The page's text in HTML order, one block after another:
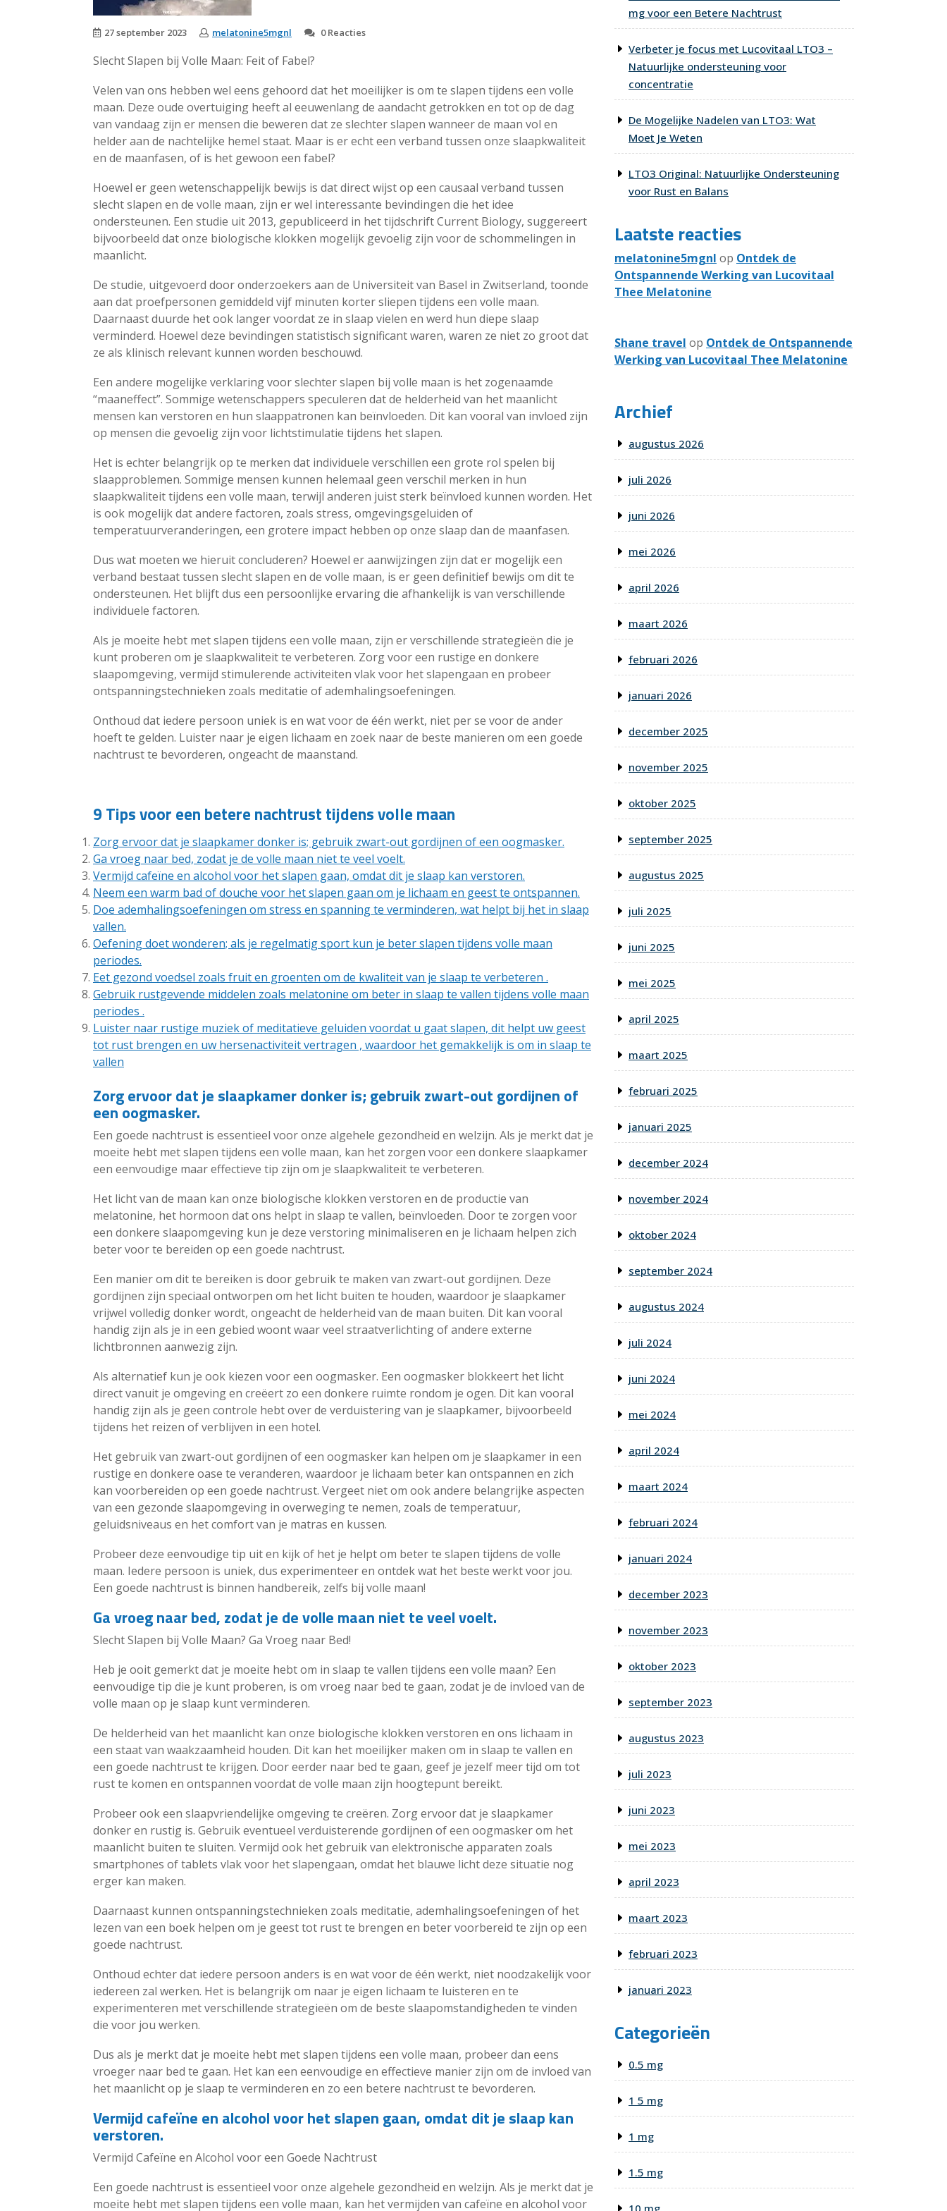
27 september 2023 melatonine5mgnl 0 Reacties
Slecht Slapen bij Volle Maan: Feit of Fabel?
Velen van ons hebben wel eens gehoord dat het moeilijker is om te slapen tijdens een volle
maan. Deze oude overtuiging heeft al eeuwenlang de aandacht getrokken en tot op de dag
van vandaag zijn er mensen die beweren dat ze slechter slapen wanneer de maan vol en
helder aan de nachtelijke hemel staat. Maar is er echt een verband tussen onze slaapkwaliteit
en de maanfasen, of is het gewoon een fabel?
Hoewel er geen wetenschappelijk bewijs is dat direct wijst op een causaal verband tussen
slecht slapen en de volle maan, zijn er wel interessante bevindingen die het idee
ondersteunen. Een studie uit 2013, gepubliceerd in het tijdschrift Current Biology, suggereert
bijvoorbeeld dat onze biologische klokken mogelijk gevoelig zijn voor de schommelingen in
maanlicht.
De studie, uitgevoerd door onderzoekers aan de Universiteit van Basel in Zwitserland, toonde
aan dat proefpersonen gemiddeld vijf minuten korter sliepen tijdens een volle maan.
Daarnaast duurde het ook langer voordat ze in slaap vielen en werd hun diepe slaap
verminderd. Hoewel deze bevindingen statistisch significant waren, waren ze niet zo groot dat
ze als klinisch relevant kunnen worden beschouwd.
Een andere mogelijke verklaring voor slechter slapen bij volle maan is het zogenaamde
“maaneffect”. Sommige wetenschappers speculeren dat de helderheid van het maanlicht
mensen kan verstoren en hun slaappatronen kan beïnvloeden. Dit kan vooral van invloed zijn
op mensen die gevoelig zijn voor lichtstimulatie tijdens het slapen.
Het is echter belangrijk op te merken dat individuele verschillen een grote rol spelen bij
slaapproblemen. Sommige mensen kunnen helemaal geen verschil merken in hun
slaapkwaliteit tijdens een volle maan, terwijl anderen juist sterk beïnvloed kunnen worden. Het
is ook mogelijk dat andere factoren, zoals stress, omgevingsgeluiden of
temperatuurveranderingen, een grotere impact hebben op onze slaap dan de maanfasen.
Dus wat moeten we hieruit concluderen? Hoewel er aanwijzingen zijn dat er mogelijk een
verband bestaat tussen slecht slapen en de volle maan, is er geen definitief bewijs om dit te
ondersteunen. Het blijft dus een persoonlijke ervaring die afhankelijk is van verschillende
individuele factoren.
Als je moeite hebt met slapen tijdens een volle maan, zijn er verschillende strategieën die je
kunt proberen om je slaapkwaliteit te verbeteren. Zorg voor een rustige en donkere
slaapomgeving, vermijd stimulerende activiteiten vlak voor het slapengaan en probeer
ontspanningstechnieken zoals meditatie of ademhalingsoefeningen.
Onthoud dat iedere persoon uniek is en wat voor de één werkt, niet per se voor de ander
hoeft te gelden. Luister naar je eigen lichaam en zoek naar de beste manieren om een goede
nachtrust te bevorderen, ongeacht de maanstand.
9 Tips voor een betere nachtrust tijdens volle maan
Zorg ervoor dat je slaapkamer donker is; gebruik zwart-out gordijnen of een oogmasker.
Ga vroeg naar bed, zodat je de volle maan niet te veel voelt.
Vermijd cafeïne en alcohol voor het slapen gaan, omdat dit je slaap kan verstoren.
Neem een warm bad of douche voor het slapen gaan om je lichaam en geest te ontspannen.
Doe ademhalingsoefeningen om stress en spanning te verminderen, wat helpt bij het in slaap
vallen.
Oefening doet wonderen; als je regelmatig sport kun je beter slapen tijdens volle maan
periodes.
Eet gezond voedsel zoals fruit en groenten om de kwaliteit van je slaap te verbeteren .
Gebruik rustgevende middelen zoals melatonine om beter in slaap te vallen tijdens volle maan
periodes .
Luister naar rustige muziek of meditatieve geluiden voordat u gaat slapen, dit helpt uw geest
tot rust brengen en uw hersenactiviteit vertragen , waardoor het gemakkelijk is om in slaap te
vallen
Zorg ervoor dat je slaapkamer donker is; gebruik zwart-out gordijnen of
een oogmasker.
Een goede nachtrust is essentieel voor onze algehele gezondheid en welzijn. Als je merkt dat je
moeite hebt met slapen tijdens een volle maan, kan het zorgen voor een donkere slaapkamer
een eenvoudige maar effectieve tip zijn om je slaapkwaliteit te verbeteren.
Het licht van de maan kan onze biologische klokken verstoren en de productie van
melatonine, het hormoon dat ons helpt in slaap te vallen, beïnvloeden. Door te zorgen voor
een donkere slaapomgeving kun je deze verstoring minimaliseren en je lichaam helpen zich
beter voor te bereiden op een goede nachtrust.
Een manier om dit te bereiken is door gebruik te maken van zwart-out gordijnen. Deze
gordijnen zijn speciaal ontworpen om het licht buiten te houden, waardoor je slaapkamer
vrijwel volledig donker wordt, ongeacht de helderheid van de maan buiten. Dit kan vooral
handig zijn als je in een gebied woont waar veel straatverlichting of andere externe
lichtbronnen aanwezig zijn.
Als alternatief kun je ook kiezen voor een oogmasker. Een oogmasker blokkeert het licht
direct vanuit je omgeving en creëert zo een donkere ruimte rondom je ogen. Dit kan vooral
handig zijn als je geen controle hebt over de verduistering van je slaapkamer, bijvoorbeeld
tijdens het reizen of verblijven in een hotel.
Het gebruik van zwart-out gordijnen of een oogmasker kan helpen om je slaapkamer in een
rustige en donkere oase te veranderen, waardoor je lichaam beter kan ontspannen en zich
kan voorbereiden op een goede nachtrust. Vergeet niet om ook andere belangrijke aspecten
van een gezonde slaapomgeving in overweging te nemen, zoals de temperatuur,
geluidsniveaus en het comfort van je matras en kussen.
Probeer deze eenvoudige tip uit en kijk of het je helpt om beter te slapen tijdens de volle
maan. Iedere persoon is uniek, dus experimenteer en ontdek wat het beste werkt voor jou.
Een goede nachtrust is binnen handbereik, zelfs bij volle maan!
Ga vroeg naar bed, zodat je de volle maan niet te veel voelt.
Slecht Slapen bij Volle Maan? Ga Vroeg naar Bed!
Heb je ooit gemerkt dat je moeite hebt om in slaap te vallen tijdens een volle maan? Een
eenvoudige tip die je kunt proberen, is om vroeg naar bed te gaan, zodat je de invloed van de
volle maan op je slaap kunt verminderen.
De helderheid van het maanlicht kan onze biologische klokken verstoren en ons lichaam in
een staat van waakzaamheid houden. Dit kan het moeilijker maken om in slaap te vallen en
een goede nachtrust te krijgen. Door eerder naar bed te gaan, geef je jezelf meer tijd om tot
rust te komen en ontspannen voordat de volle maan zijn hoogtepunt bereikt.
Probeer ook een slaapvriendelijke omgeving te creëren. Zorg ervoor dat je slaapkamer
donker en rustig is. Gebruik eventueel verduisterende gordijnen of een oogmasker om het
maanlicht buiten te sluiten. Vermijd ook het gebruik van elektronische apparaten zoals
smartphones of tablets vlak voor het slapengaan, omdat het blauwe licht deze situatie nog
erger kan maken.
Daarnaast kunnen ontspanningstechnieken zoals meditatie, ademhalingsoefeningen of het
lezen van een boek helpen om je geest tot rust te brengen en beter voorbereid te zijn op een
goede nachtrust.
Onthoud echter dat iedere persoon anders is en wat voor de één werkt, niet noodzakelijk voor
iedereen zal werken. Het is belangrijk om naar je eigen lichaam te luisteren en te
experimenteren met verschillende strategieën om de beste slaapomstandigheden te vinden
die voor jou werken.
Dus als je merkt dat je moeite hebt met slapen tijdens een volle maan, probeer dan eens
vroeger naar bed te gaan. Het kan een eenvoudige en effectieve manier zijn om de invloed van
het maanlicht op je slaap te verminderen en zo een betere nachtrust te bevorderen.
Vermijd cafeïne en alcohol voor het slapen gaan, omdat dit je slaap kan
verstoren.
Vermijd Cafeïne en Alcohol voor een Goede Nachtrust
Een goede nachtrust is essentieel voor onze algehele gezondheid en welzijn. Als je merkt dat je
moeite hebt met slapen tijdens een volle maan, kan het vermijden van cafeïne en alcohol voor
mg voor een Betere Nachtrust
Verbeter je focus met Lucovitaal LTO3 –
Natuurlijke ondersteuning voor
concentratie
De Mogelijke Nadelen van LTO3: Wat
Moet Je Weten
LTO3 Original: Natuurlijke Ondersteuning
voor Rust en Balans
Laatste reacties
melatonine5mgnl op Ontdek de
Ontspannende Werking van Lucovitaal
Thee Melatonine
Shane travel op Ontdek de Ontspannende
Werking van Lucovitaal Thee Melatonine
Archief
augustus 2026
juli 2026
juni 2026
mei 2026
april 2026
maart 2026
februari 2026
januari 2026
december 2025
november 2025
oktober 2025
september 2025
augustus 2025
juli 2025
juni 2025
mei 2025
april 2025
maart 2025
februari 2025
januari 2025
december 2024
november 2024
oktober 2024
september 2024
augustus 2024
juli 2024
juni 2024
mei 2024
april 2024
maart 2024
februari 2024
januari 2024
december 2023
november 2023
oktober 2023
september 2023
augustus 2023
juli 2023
juni 2023
mei 2023
april 2023
maart 2023
februari 2023
januari 2023
Categorieën
0.5 mg
1 5 mg
1 mg
1.5 mg
10 mg